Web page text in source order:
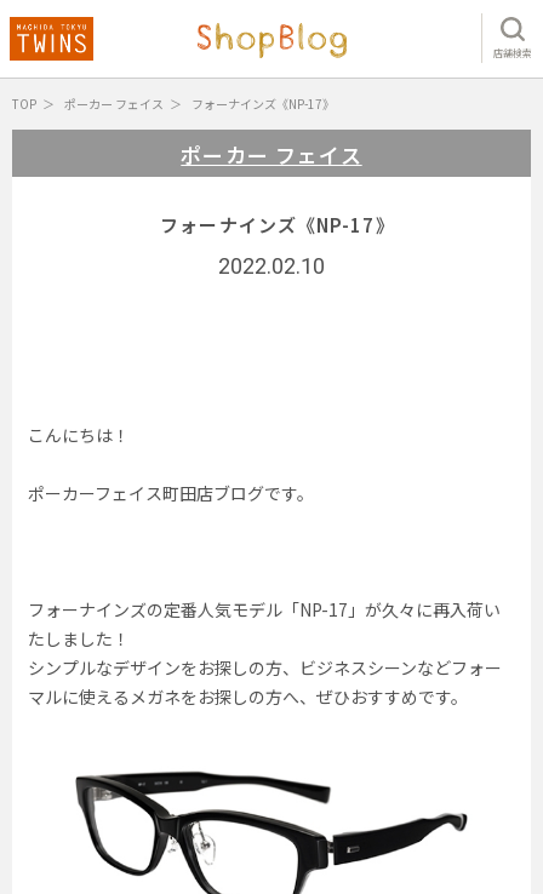
店舗検索
TOP ポーカー フェイス フォーナインズ《NP-17》
ポーカー フェイス
フォーナインズ《NP-17》
2022.02.10
こんにちは！
ポーカーフェイス町田店ブログです。
フォーナインズの定番人気モデル「NP-17」が久々に再入荷い
たしました！
シンプルなデザインをお探しの方、ビジネスシーンなどフォー
マルに使えるメガネをお探しの方へ、ぜひおすすめです。